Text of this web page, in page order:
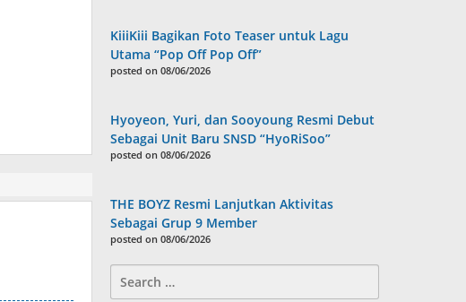
KiiiKiii Bagikan Foto Teaser untuk Lagu
Utama “Pop Off Pop Off”
posted on 08/06/2026
Hyoyeon, Yuri, dan Sooyoung Resmi Debut
Sebagai Unit Baru SNSD “HyoRiSoo”
posted on 08/06/2026
THE BOYZ Resmi Lanjutkan Aktivitas
Sebagai Grup 9 Member
posted on 08/06/2026
for: